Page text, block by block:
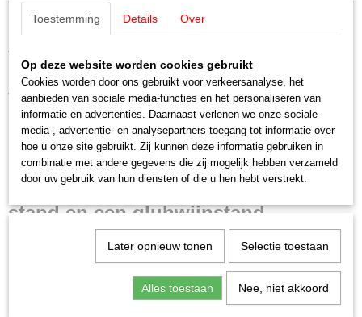
42413
Schaal
H0 (1:87)
Staat
Nieuw
Omschrijving
Vollmer 42413 H0 Kerstdorp met LED
verlichting
Met 5 gebouwtjes: een kapel,
postkantoor, koekhuisje, braadworst
stand en een gluhwijnstand.
Misschien een idee om dit dorp in de
zomer maanden om te draaien zie
Toestemming Details Over
Op deze website worden cookies gebruikt
Cookies worden door ons gebruikt voor verkeersanalyse, het
aanbieden van sociale media-functies en het personaliseren van
informatie en advertenties. Daarnaast verlenen we onze sociale
media-, advertentie- en analysepartners toegang tot informatie over
hoe u onze site gebruikt. Zij kunnen deze informatie gebruiken in
combinatie met andere gegevens die zij mogelijk hebben verzameld
door uw gebruik van hun diensten of die u hen hebt verstrekt.
Later opnieuw tonen Selectie toestaan
Alles toestaan Nee, niet akkoord